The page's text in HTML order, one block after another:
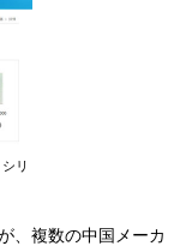
リ
、複数の中国メーカ